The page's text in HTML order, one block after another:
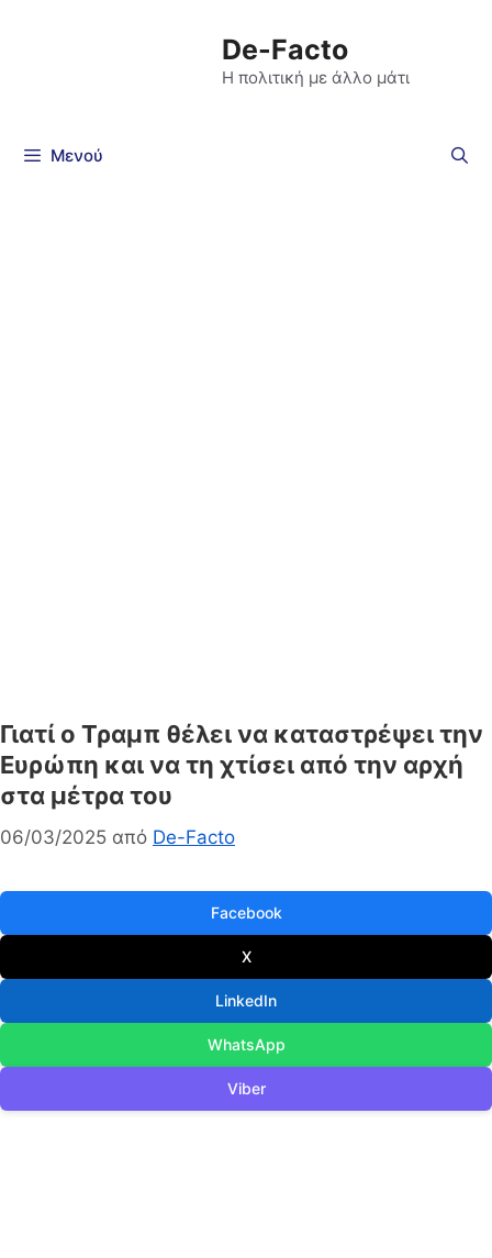
De-Facto
Η πολιτική με άλλο μάτι
Μενού
Γιατί ο Τραμπ θέλει να καταστρέψει την
Ευρώπη και να τη χτίσει από την αρχή
στα μέτρα του
06/03/2025 από De-Facto
Facebook
X
LinkedIn
WhatsApp
Viber